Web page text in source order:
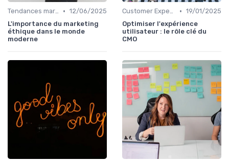
Tendances marketing B2B • 12/06/2025
L'importance du marketing
éthique dans le monde
moderne
Customer Experience & parcours client • 19/01/2025
Optimiser l'expérience
utilisateur : le rôle clé du
CMO